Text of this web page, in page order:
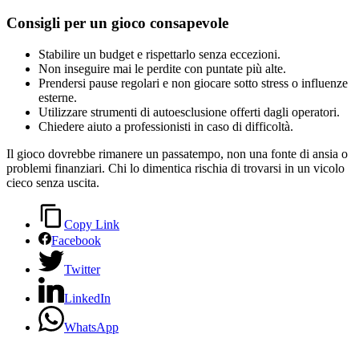
Consigli per un gioco consapevole
Stabilire un budget e rispettarlo senza eccezioni.
Non inseguire mai le perdite con puntate più alte.
Prendersi pause regolari e non giocare sotto stress o influenze
esterne.
Utilizzare strumenti di autoesclusione offerti dagli operatori.
Chiedere aiuto a professionisti in caso di difficoltà.
Il gioco dovrebbe rimanere un passatempo, non una fonte di ansia o
problemi finanziari. Chi lo dimentica rischia di trovarsi in un vicolo
cieco senza uscita.
Copy Link
Facebook
Twitter
LinkedIn
WhatsApp